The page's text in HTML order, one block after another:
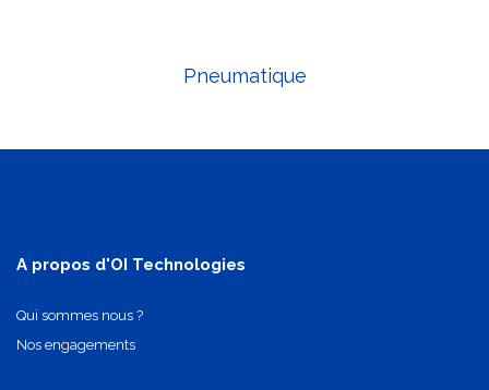
Pneumatique
A propos d'OI Technologies
Qui sommes nous ?
Nos engagements